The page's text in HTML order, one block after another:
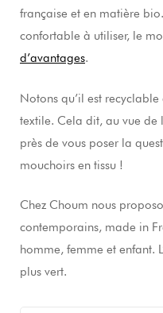
française et en matière
confortable à utiliser, le
d’avantages.
Notons qu’il est
textile. Cela dit, au vue de
près de vous poser la
mouchoirs en tissu !
Chez Choum nous
contemporains, made in
homme, femme et enfant.
plus vert.